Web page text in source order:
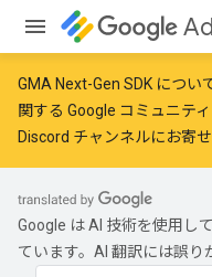
GMA Next-Gen SDK につ
関する Google コミュニテ
Discord チャンネルにお寄せ
Google は AI 技術を使用し
ています。AI 翻訳には誤り